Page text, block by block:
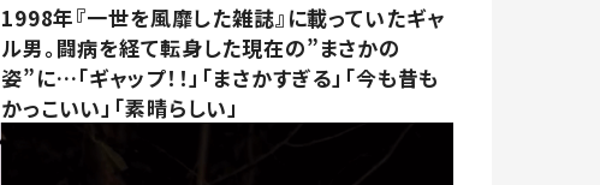
1998年『一世を風靡した雑誌』に載っていたギャ
ル男。闘病を経て転身した現在の”まさかの
姿”に…「ギャップ！！」「まさかすぎる」「今も昔も
かっこいい」「素晴らしい」